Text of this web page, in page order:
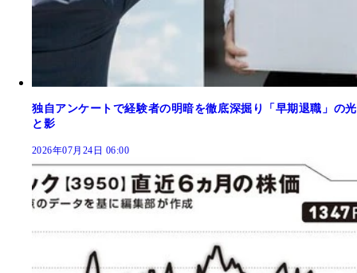
独自アンケートで経験者の明暗を徹底深掘り「早期退職」の光
と影
2026年07月24日 06:00